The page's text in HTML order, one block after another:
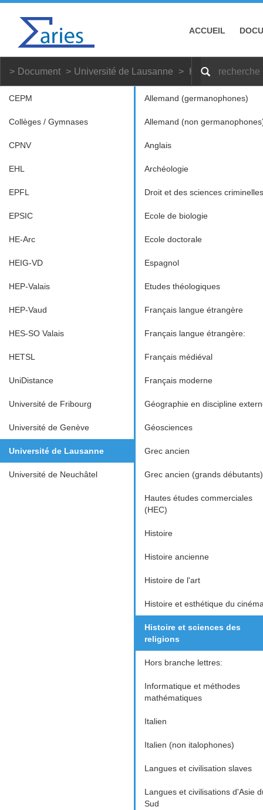
ACCUEIL
Document Université de Lausanne Histoire et
CEPM
Collèges / Gymnases
CPNV
EHL
EPFL
EPSIC
HE-Arc
HEIG-VD
HEP-Valais
HEP-Vaud
HES-SO Valais
HETSL
UniDistance
Université de Fribourg
Université de Genève
Université de Lausanne
Université de Neuchâtel
Allemand (germanophones)
Allemand (non
Anglais
Archéologie
Droit et des sciences criminelles
Ecole de biologie
Ecole doctorale
Espagnol
Etudes théologiques
Français langue étrangère
Français langue étrangère:
Français médiéval
Français moderne
Géographie en discipline
Géosciences
Grec ancien
Grec ancien (grands débutants)
Hautes études commerciales
(HEC)
Histoire
Histoire ancienne
Histoire de l'art
Histoire et esthétique du
Histoire et sciences des
religions
Hors branche lettres:
Informatique et méthodes
mathématiques
Italien
Italien (non italophones)
Langues et civilisation slaves
Langues et civilisations d'Asie
Sud